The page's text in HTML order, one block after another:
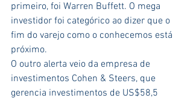
primeiro, foi Warren Buffett. O mega
investidor foi categórico ao dizer que o
fim do varejo como o conhecemos está
próximo.
O outro alerta veio da empresa de
investimentos Cohen & Steers, que
gerencia investimentos de US$58,5